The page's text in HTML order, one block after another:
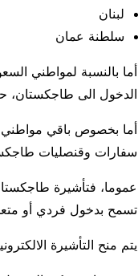
لبنان
سلطنة عمان
أما بالنسبة لمواطني
الدخول الى طاجكستان، حيث
أما بخصوص باقي مواطني
سفارات وقنصليات
عموما، فتأشيرة
تسمح بدخول فردي أو
يتم منح التأشيرة